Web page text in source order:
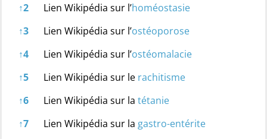
↑2 Lien Wikipédia sur l’homéostasie
↑3 Lien Wikipédia sur l’ostéoporose
↑4 Lien Wikipédia sur l’ostéomalacie
↑5 Lien Wikipédia sur le rachitisme
↑6 Lien Wikipédia sur la tétanie
↑7 Lien Wikipédia sur la gastro-entérite